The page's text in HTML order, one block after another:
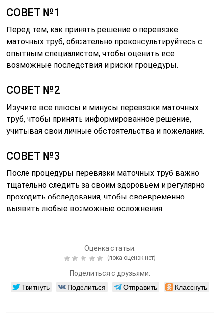
СОВЕТ №1
Перед тем, как принять решение о перевязке
маточных труб, обязательно проконсультируйтесь с
опытным специалистом, чтобы оценить все
возможные последствия и риски процедуры.
СОВЕТ №2
Изучите все плюсы и минусы перевязки маточных
труб, чтобы принять информированное решение,
учитывая свои личные обстоятельства и пожелания.
СОВЕТ №3
После процедуры перевязки маточных труб важно
тщательно следить за своим здоровьем и регулярно
проходить обследования, чтобы своевременно
выявить любые возможные осложнения.
Оценка статьи:
(пока оценок нет)
Поделиться с друзьями:
Твитнуть Поделиться Отправить Класснуть